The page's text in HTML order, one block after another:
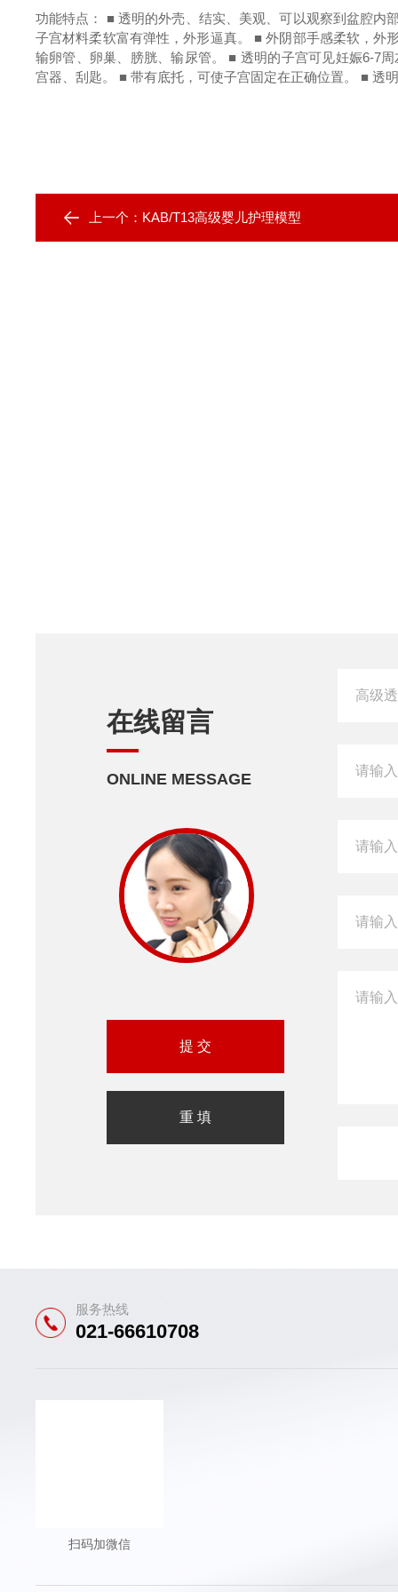
功能特点： ■ 透明的外壳、结实、美观、可以观察到盆腔内
子宫材料柔软富有弹性，外形逼真。 ■ 外阴部手感柔软，外
输卵管、卵巢、膀胱、输尿管。 ■ 透明的子宫可见妊娠6-7
宫器、刮匙。 ■ 带有底托，可使子宫固定在正确位置。 ■ 透
上一个： KAB/T13高级婴儿护理模型
在线留言
ONLINE MESSAGE
服务热线
021-66610708
扫码加微信